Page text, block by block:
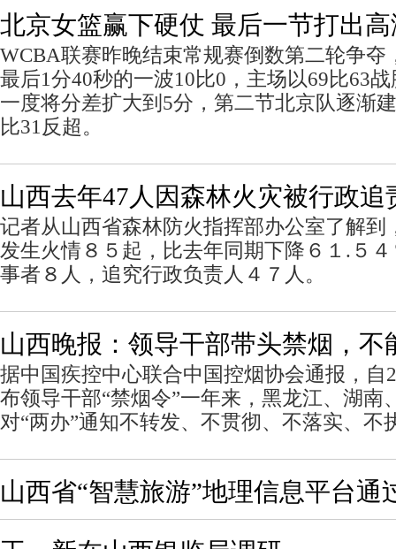
北京女篮赢下硬仗 最后一节打出
WCBA联赛昨晚结束常规赛倒数第二轮争夺
最后1分40秒的一波10比0，主场以69比63
一度将分差扩大到5分，第二节北京队逐渐
比31反超。
山西去年47人因森林火灾被行政追
记者从山西省森林防火指挥部办公室了解到
发生火情８５起，比去年同期下降６１.５
事者８人，追究行政负责人４７人。
山西晚报：领导干部带头禁烟，不
据中国疾控中心联合中国控烟协会通报，自
布领导干部“禁烟令”一年来，黑龙江、湖南
对“两办”通知不转发、不贯彻、不落实、不
山西省“智慧旅游”地理信息平台通